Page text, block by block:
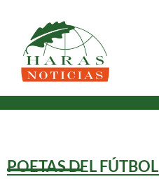
POETAS DEL FÚTBOL